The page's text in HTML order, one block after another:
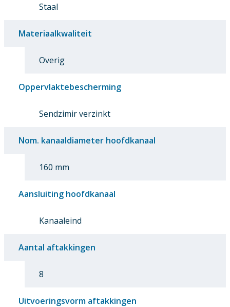
Staal
Materiaalkwaliteit
Overig
Oppervlaktebescherming
Sendzimir verzinkt
Nom. kanaaldiameter hoofdkanaal
160 mm
Aansluiting hoofdkanaal
Kanaaleind
Aantal aftakkingen
8
Uitvoeringsvorm aftakkingen